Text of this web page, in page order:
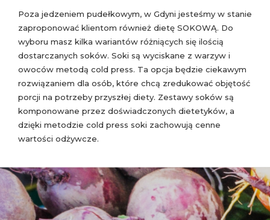
Poza jedzeniem pudełkowym, w Gdyni jesteśmy w stanie
zaproponować klientom również dietę SOKOWĄ. Do
wyboru masz kilka wariantów różniących się ilością
dostarczanych soków. Soki są wyciskane z warzyw i
owoców metodą cold press. Ta opcja będzie ciekawym
rozwiązaniem dla osób, które chcą zredukować objętość
porcji na potrzeby przyszłej diety. Zestawy soków są
komponowane przez doświadczonych dietetyków, a
dzięki metodzie cold press soki zachowują cenne
wartości odżywcze.